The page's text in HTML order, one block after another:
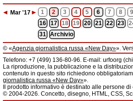
◄ Mar '17► 1 2 3 4 5 6 7 8 9
16
17 18 19 20 21 22 23
31
Archivio
© «Agenzia giornalistica russa «New Day»».
Informazioni
Agenzia giornalistica russa «New Day»
telecomunicazioni, tecnologie informatiche e
Russa. Certificato di registrazione dei mass
marzo 2015.
Fondatore: «New Day» S.r.l., indirizzo di
Ekaterinburgo, via Radišev, pal.6, scala «А», uff.
Telefono: +7 (499) 136-80-96. E-mail: urfoorg
La riproduzione, la pubblicazione e la
contenuto in questo sito richiedono
giornalistica russa «New Day»».
Il prodotto informativo è destinato alle persone
© 2004-2026. Concetto, disegno, HTML, CSS,